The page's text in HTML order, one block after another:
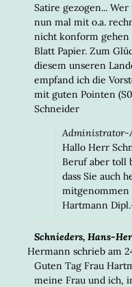
Satire gezogen...
nun mal mit o.a.
nicht konform gehen
Blatt Papier. Zum
diesem unseren
empfand ich die
mit guten Pointen
Schneider
Administrator-
Hallo Herr
Beruf aber toll
dass Sie auch
mitgenommen
Hartmann
Schnieders, Hans-
Hermann schrieb am
Guten Tag Frau
meine Frau und ich,